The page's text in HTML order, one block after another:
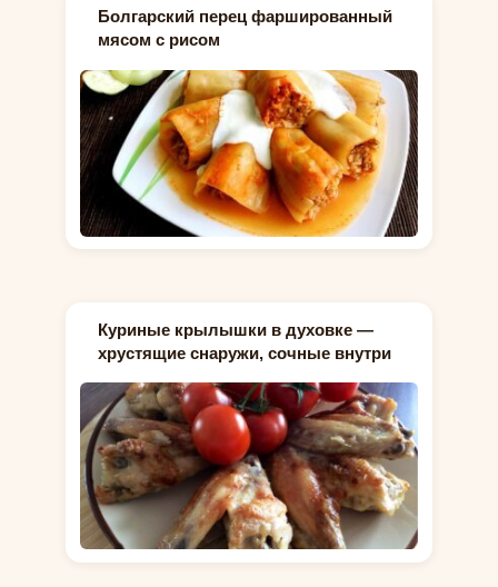
Болгарский перец фаршированный
мясом с рисом
Куриные крылышки в духовке —
хрустящие снаружи, сочные внутри